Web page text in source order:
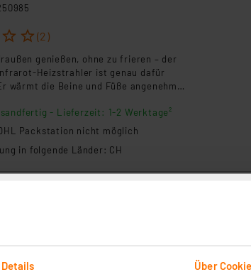
Details Über
4 5 (2)
genießen, ohne zu frieren – der
Heizstrahler ist genau dafür
wärmt die Beine und Füße angenehm
- Lieferzeit: 1-2 Werktage²
Packstation nicht möglich
in folgende Länder: CH
Sie ist energieeffzient, sie verursacht –